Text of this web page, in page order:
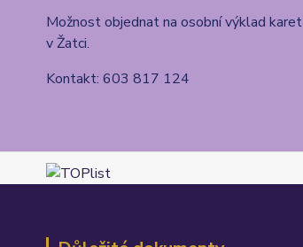
Možnost objednat na osobní výklad karet
v Žatci.
Kontakt: 603 817 124